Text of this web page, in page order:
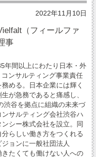
2022年11月10日
（フィールファ
事
年間以上にわたり日本・外
ンサルティング事業責任
める。日本企業には輝く
が急務であると痛感し、
渋谷を拠点に組織の未来づ
ンサルティング会社渋谷ハ
シー株式会社を設立。同
らしい働き方をつくれる
ョンに一般社団法人
たくても働けない人への